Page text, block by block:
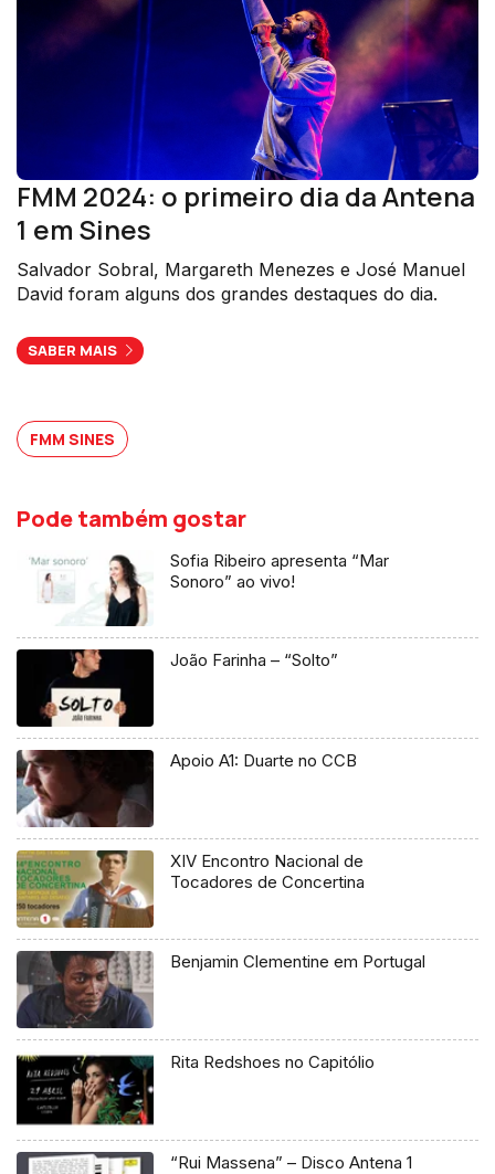
FMM 2024: o primeiro dia da Antena
1 em Sines
Salvador Sobral, Margareth Menezes e José Manuel
David foram alguns dos grandes destaques do dia.
SABER MAIS
FMM SINES
Pode também gostar
Sofia Ribeiro apresenta “Mar
Sonoro” ao vivo!
João Farinha – “Solto”
Apoio A1: Duarte no CCB
XIV Encontro Nacional de
Tocadores de Concertina
Benjamin Clementine em Portugal
Rita Redshoes no Capitólio
“Rui Massena” – Disco Antena 1